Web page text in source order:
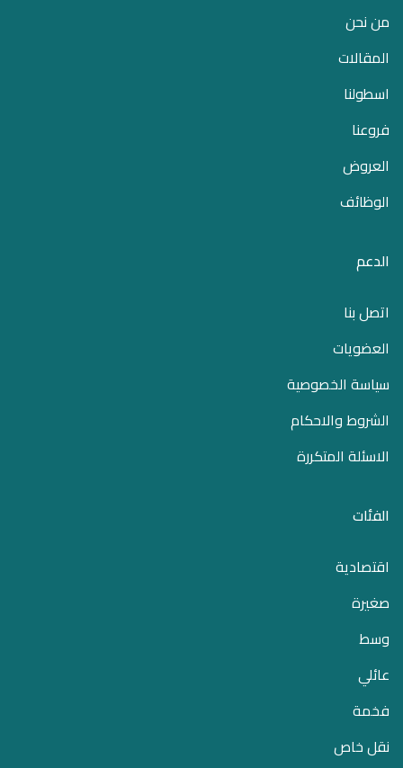
من نحن
المقالات
اسطولنا
فروعنا
العروض
الوظائف
الدعم
اتصل بنا
العضويات
سياسة الخصوصية
الشروط والاحكام
الاسئلة المتكررة
الفئات
اقتصادية
صغيرة
وسط
عائلي
فخمة
نقل خاص